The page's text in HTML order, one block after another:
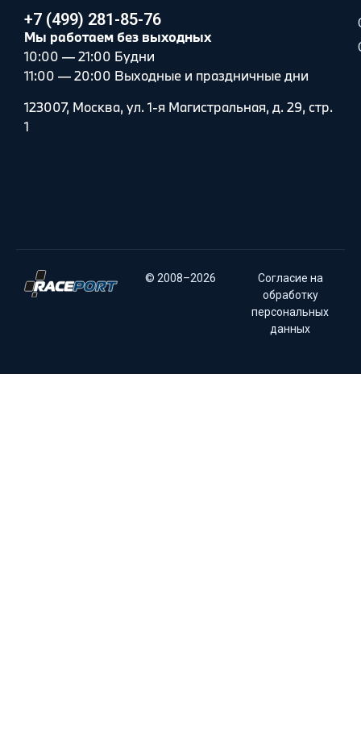
+7 (499) 281-85-76
Мы работаем без выходных
10:00 — 21:00 Будни
11:00 — 20:00 Выходные и праздничные дни
123007, Москва, ул. 1-я Магистральная, д. 29, стр.
1
© 2008–2026
Согласие на
обработку
персональных
данных